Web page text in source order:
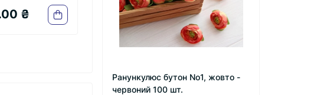
Ранункулюс бутон No1, жовто -
червоний 100 шт.
647.00 ₴ 880.00 ₴